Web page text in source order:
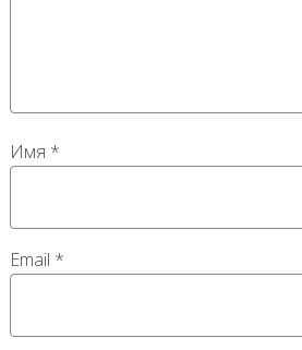
Имя *
Email *